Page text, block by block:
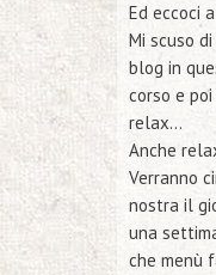
Ed eccoci
Mi scuso
blog in
corso e
relax…
Anche
Verranno
nostra il
una
che menù